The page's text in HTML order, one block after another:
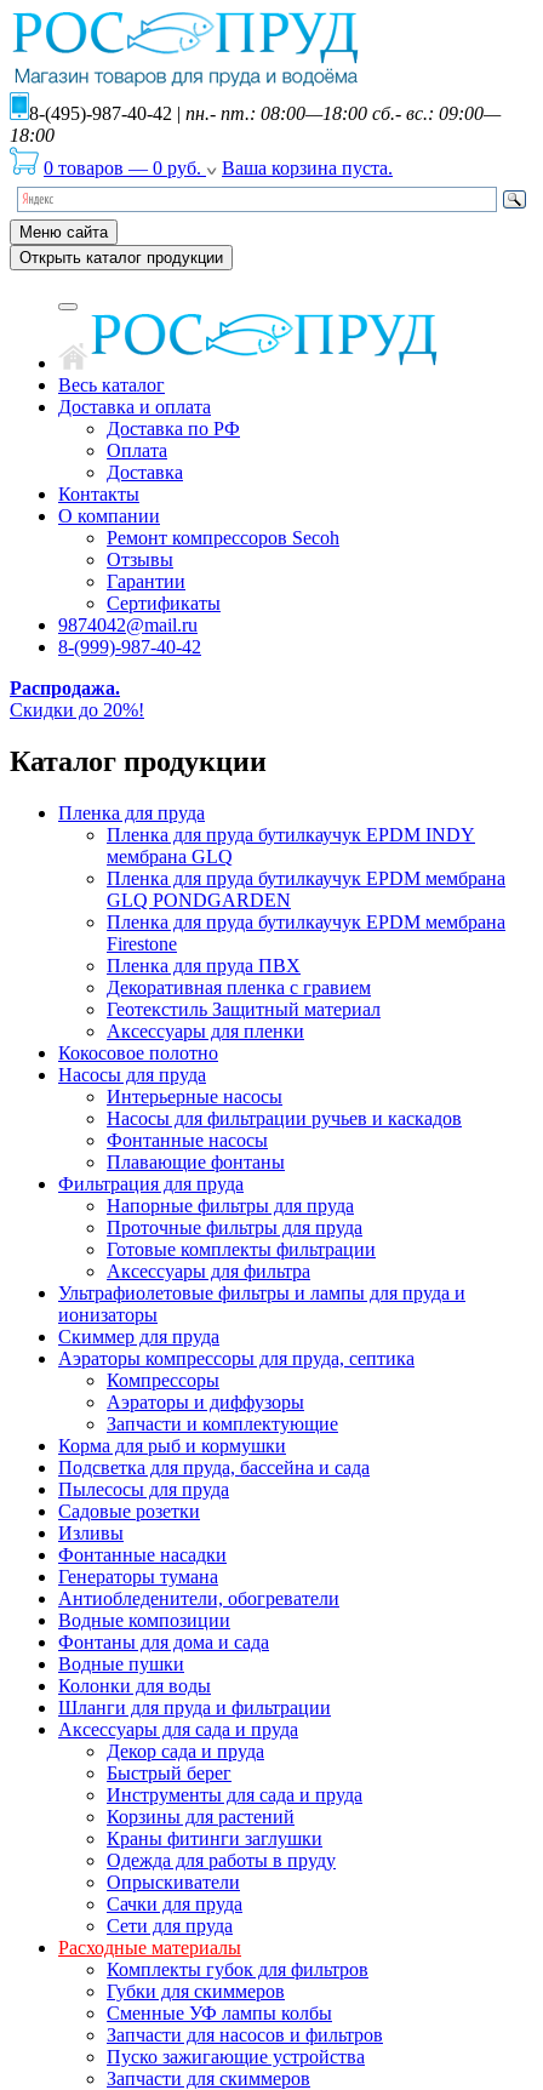
8-(495)-987-40-42 | пн.- пт.: 08:00—18:00 сб.- вс.: 09:00—
18:00
0 товаров — 0 руб. Ваша корзина пуста.
Меню сайта
Открыть каталог продукции
Весь каталог
Доставка и оплата
Доставка по РФ
Оплата
Доставка
Контакты
О компании
Ремонт компрессоров Secoh
Отзывы
Гарантии
Сертификаты
9874042@mail.ru
8-(999)-987-40-42
Распродажа.
Скидки до 20%!
Каталог продукции
Пленка для пруда
Пленка для пруда бутилкаучук EPDM INDY
мембрана GLQ
Пленка для пруда бутилкаучук EPDM мембрана
GLQ PONDGARDEN
Пленка для пруда бутилкаучук EPDM мембрана
Firestone
Пленка для пруда ПВХ
Декоративная пленка с гравием
Геотекстиль Защитный материал
Аксессуары для пленки
Кокосовое полотно
Насосы для пруда
Интерьерные насосы
Насосы для фильтрации ручьев и каскадов
Фонтанные насосы
Плавающие фонтаны
Фильтрация для пруда
Напорные фильтры для пруда
Проточные фильтры для пруда
Готовые комплекты фильтрации
Аксессуары для фильтра
Ультрафиолетовые фильтры и лампы для пруда и
ионизаторы
Скиммер для пруда
Аэраторы компрессоры для пруда, септика
Компрессоры
Аэраторы и диффузоры
Запчасти и комплектующие
Корма для рыб и кормушки
Подсветка для пруда, бассейна и сада
Пылесосы для пруда
Садовые розетки
Изливы
Фонтанные насадки
Генераторы тумана
Антиобледенители, обогреватели
Водные композиции
Фонтаны для дома и сада
Водные пушки
Колонки для воды
Шланги для пруда и фильтрации
Аксессуары для сада и пруда
Декор сада и пруда
Быстрый берег
Инструменты для сада и пруда
Корзины для растений
Краны фитинги заглушки
Одежда для работы в пруду
Опрыскиватели
Сачки для пруда
Сети для пруда
Расходные материалы
Комплекты губок для фильтров
Губки для скиммеров
Сменные УФ лампы колбы
Запчасти для насосов и фильтров
Пуско зажигающие устройства
Запчасти для скиммеров